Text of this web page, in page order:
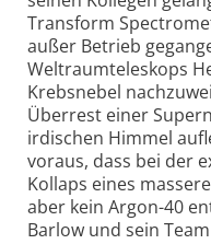
Transform
außer Betrieb
Weltraumteleskops
Krebsnebel
Überrest einer
irdischen Himmel
voraus, dass bei der
Kollaps eines
aber kein Argon-40
Barlow und sein